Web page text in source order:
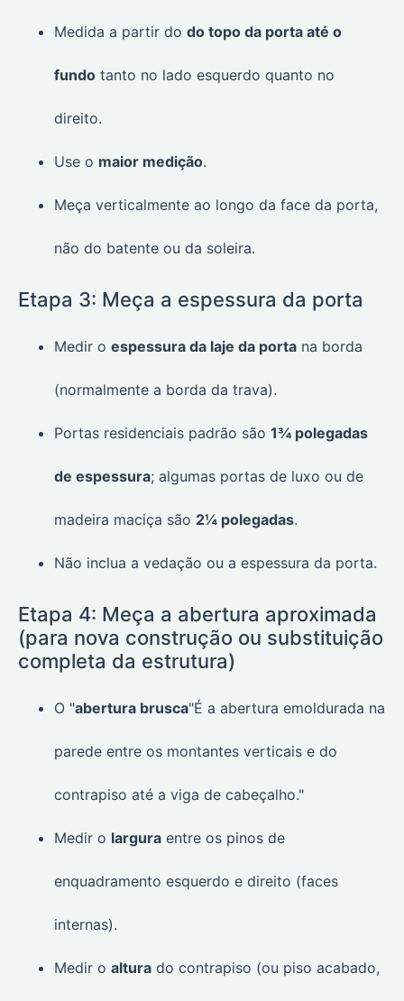
Medida a partir do do topo da porta até o
fundo tanto no lado esquerdo quanto no
direito.
Use o maior medição.
Meça verticalmente ao longo da face da porta,
não do batente ou da soleira.
Etapa 3: Meça a espessura da porta
Medir o espessura da laje da porta na borda
(normalmente a borda da trava).
Portas residenciais padrão são 1¾ polegadas
de espessura; algumas portas de luxo ou de
madeira maciça são 2¼ polegadas.
Não inclua a vedação ou a espessura da porta.
Etapa 4: Meça a abertura aproximada
(para nova construção ou substituição
completa da estrutura)
O "abertura brusca"É a abertura emoldurada na
parede entre os montantes verticais e do
contrapiso até a viga de cabeçalho."
Medir o largura entre os pinos de
enquadramento esquerdo e direito (faces
internas).
Medir o altura do contrapiso (ou piso acabado,